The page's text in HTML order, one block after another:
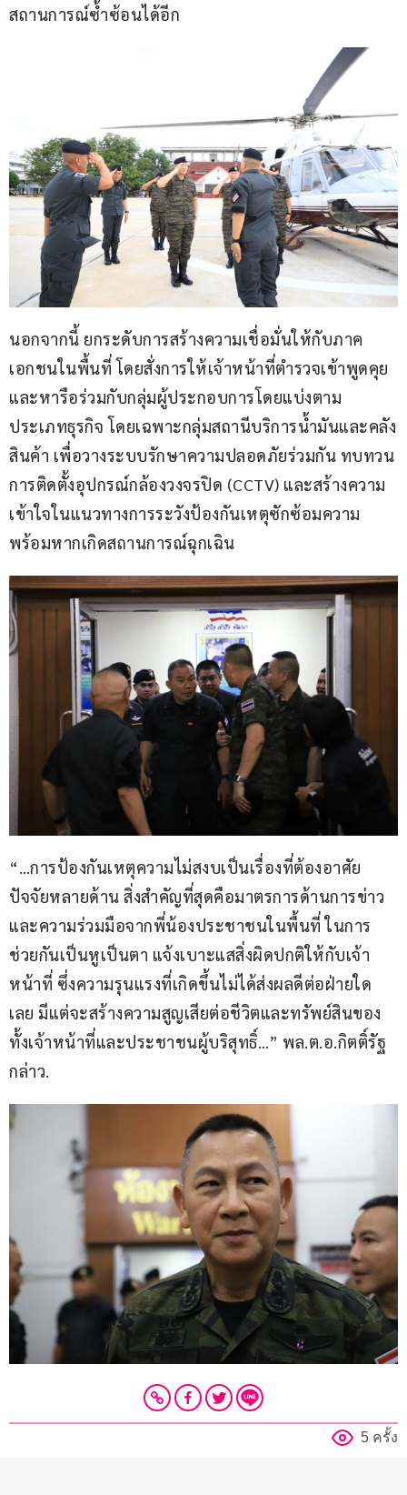
สถานการณ์ซ้ำซ้อนได้อีก
นอกจากนี้ ยกระดับการสร้างความเชื่อมั่นให้กับภาค
เอกชนในพื้นที่ โดยสั่งการให้เจ้าหน้าที่ตำรวจเข้าพูดคุย
และหารือร่วมกับกลุ่มผู้ประกอบการโดยแบ่งตาม
ประเภทธุรกิจ โดยเฉพาะกลุ่มสถานีบริการน้ำมันและคลัง
สินค้า เพื่อวางระบบรักษาความปลอดภัยร่วมกัน ทบทวน
การติดตั้งอุปกรณ์กล้องวงจรปิด (CCTV) และสร้างความ
เข้าใจในแนวทางการระวังป้องกันเหตุซักซ้อมความ
พร้อมหากเกิดสถานการณ์ฉุกเฉิน
“…การป้องกันเหตุความไม่สงบเป็นเรื่องที่ต้องอาศัย
ปัจจัยหลายด้าน สิ่งสำคัญที่สุดคือมาตรการด้านการข่าว
และความร่วมมือจากพี่น้องประชาชนในพื้นที่ ในการ
ช่วยกันเป็นหูเป็นตา แจ้งเบาะแสสิ่งผิดปกติให้กับเจ้า
หน้าที่ ซึ่งความรุนแรงที่เกิดขึ้นไม่ได้ส่งผลดีต่อฝ่ายใด
เลย มีแต่จะสร้างความสูญเสียต่อชีวิตและทรัพย์สินของ
ทั้งเจ้าหน้าที่และประชาชนผู้บริสุทธิ์…” พล.ต.อ.กิตติ์รัฐ
กล่าว.
5 ครั้ง